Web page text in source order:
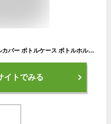
ペットボトルホルダー ペットボトルカバー ボトルケース ボトルホルダー ドリンクホルダー 保冷 保温 かわいい おしゃれ 無地 スポーツ 登山 通勤 子供 キッズ 遠足 フラットタイプ 水筒ケース ファスナー スポーツ アウトドア
イトでみる